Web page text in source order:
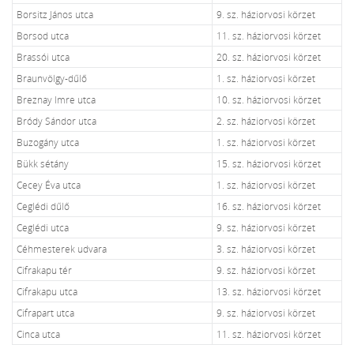
Borsitz János utca
9. sz. háziorvosi körzet
Borsod utca
11. sz. háziorvosi körzet
Brassói utca
20. sz. háziorvosi körzet
Braunvölgy-dűlő
1. sz. háziorvosi körzet
Breznay Imre utca
10. sz. háziorvosi körzet
Bródy Sándor utca
2. sz. háziorvosi körzet
Buzogány utca
1. sz. háziorvosi körzet
Bükk sétány
15. sz. háziorvosi körzet
Cecey Éva utca
1. sz. háziorvosi körzet
Ceglédi dűlő
16. sz. háziorvosi körzet
Ceglédi utca
9. sz. háziorvosi körzet
Céhmesterek udvara
3. sz. háziorvosi körzet
Cifrakapu tér
9. sz. háziorvosi körzet
Cifrakapu utca
13. sz. háziorvosi körzet
Cifrapart utca
9. sz. háziorvosi körzet
Cinca utca
11. sz. háziorvosi körzet